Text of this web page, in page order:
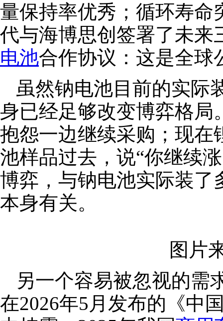
量保持率优秀；循环寿命
代与海博思创签署了未来
电池合作协议：这是全球
虽然钠电池目前的实际
身已经足够改变博弈格局
抱怨一边继续采购；现在
池样品过去，说“你继续
博弈，与钠电池实际装了
本身有关。
图片
另一个容易被忽视的需
在2026年5月发布的《中